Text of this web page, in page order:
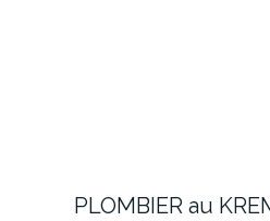
PLOMBIER au